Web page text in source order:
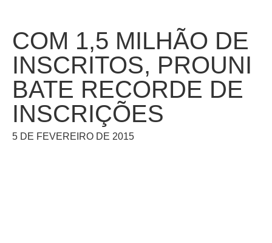
COM 1,5 MILHÃO DE
INSCRITOS, PROUNI
BATE RECORDE DE
INSCRIÇÕES
5 DE FEVEREIRO DE 2015